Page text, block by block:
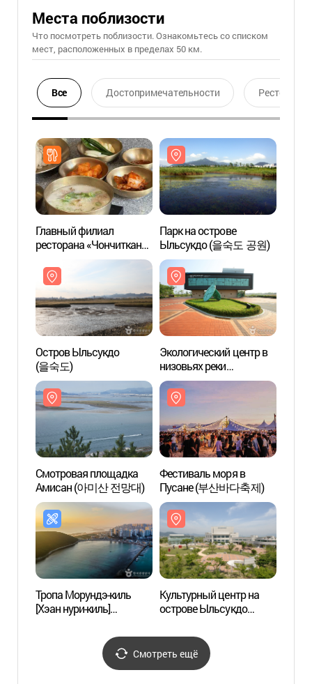
Места поблизости
Что посмотреть поблизости. Ознакомьтесь со списком
мест, расположенных в пределах 50 км.
Все Достопримечательности Ресторан
Главный филиал
ресторана «Чончиткан
Синпхён» (정짓간
신평본점)
Парк на острове
Ыльсукдо (을숙도 공원)
Остров Ыльсукдо
(을숙도)
Экологический центр в
низовьях реки
Нактонган
(낙동강하구에코센터)
Смотровая площадка
Амисан (아미산 전망대)
Фестиваль моря в
Пусане (부산바다축제)
Тропа Морундэ-киль
[Хэан нури-киль]
Культурный центр на
острове Ыльсукдо
Смотреть ещё